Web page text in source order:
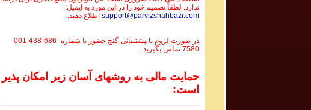
ندارد. لطفاً تصمیم خود را در این مورد به ایمیل:
support@parvizshahbazi.com اطلاع دهید.
در صورت لزوم با ‍پشتیبانی گنج حضور با شماره 001-438-686-
7580 تماس بگیرید.
حمایت مالی به روشهای آسان زیر امکان پذیر
است: